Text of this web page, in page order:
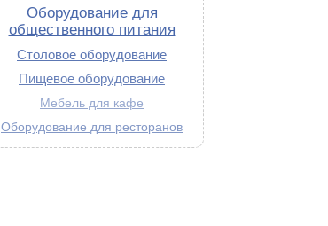
Оборудование для
общественного питания
Столовое оборудование
Пищевое оборудование
Мебель для кафе
Оборудование для ресторанов